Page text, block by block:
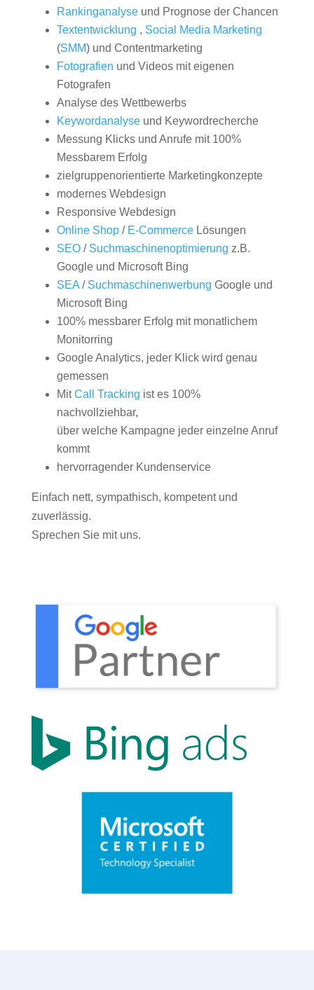
Rankinganalyseund Prognose der Chancen
Textentwicklung , Social Media Marketing
(SMM) und Contentmarketing
Fotografien und Videos mit eigenen
Fotografen
Analyse des Wettbewerbs
Keywordanalyseund Keywordrecherche
Messung Klicks und Anrufe mit 100%
Messbarem Erfolg
zielgruppenorientierte Marketingkonzepte
modernes Webdesign
Responsive Webdesign
Online Shop/ E-CommerceLösungen
SEO/ Suchmaschinenoptimierung z.B.
Google und Microsoft Bing
SEA/ Suchmaschinenwerbung Google und
Microsoft Bing
100% messbarer Erfolg mit monatlichem
Monitorring
Google Analytics, jeder Klick wird genau
gemessen
MitCall Tracking ist es 100%
nachvollziehbar,
über welche Kampagne jeder einzelne Anruf
kommt
hervorragender Kundenservice
Einfach nett, sympathisch, kompetent und
zuverlässig.
Sprechen Sie mit uns.